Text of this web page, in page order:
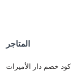
المتاجر
كود خصم دار الأميرات